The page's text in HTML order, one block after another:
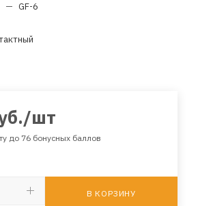
— GF-6
/шт
до 76 бонусных баллов
В КОРЗИНУ